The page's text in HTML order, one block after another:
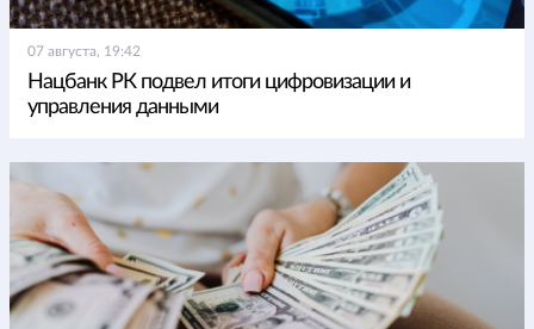
07 августа, 19:42
Нацбанк РК подвел итоги цифровизации и
управления данными